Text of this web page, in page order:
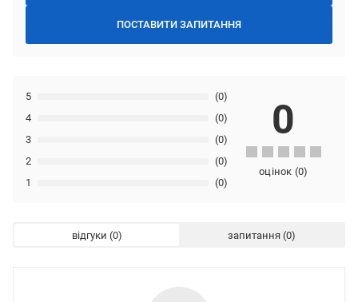
ПОСТАВИТИ ЗАПИТАННЯ
1 (0)
2 (0)
3 (0)
4 (0)
5 (0)
0
оцінок (0)
відгуки запитання